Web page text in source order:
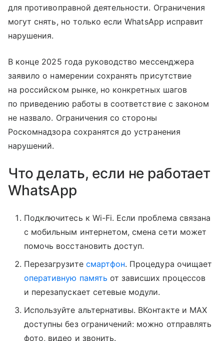
для противоправной деятельности. Ограничения
могут снять, но только если WhatsApp исправит
нарушения.
В конце 2025 года руководство мессенджера
заявило о намерении сохранять присутствие
на российском рынке, но конкретных шагов
по приведению работы в соответствие с законом
не назвало. Ограничения со стороны
Роскомнадзора сохранятся до устранения
нарушений.
Что делать, если не работает
WhatsApp
Подключитесь к Wi-Fi. Если проблема связана
с мобильным интернетом, смена сети может
помочь восстановить доступ.
Перезагрузите смартфон. Процедура очищает
оперативную память от зависших процессов
и перезапускает сетевые модули.
Используйте альтернативы. ВКонтакте и MAX
доступны без ограничений: можно отправлять
фото, видео и звонить.